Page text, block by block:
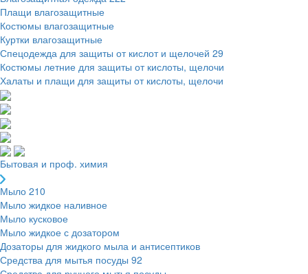
Плащи влагозащитные
Костюмы влагозащитные
Куртки влагозащитные
Спецодежда для защиты от кислот и щелочей 29
Костюмы летние для защиты от кислоты, щелочи
Халаты и плащи для защиты от кислоты, щелочи
Бытовая и проф. химия
Мыло 210
Мыло жидкое наливное
Мыло кусковое
Мыло жидкое с дозатором
Дозаторы для жидкого мыла и антисептиков
Средства для мытья посуды 92